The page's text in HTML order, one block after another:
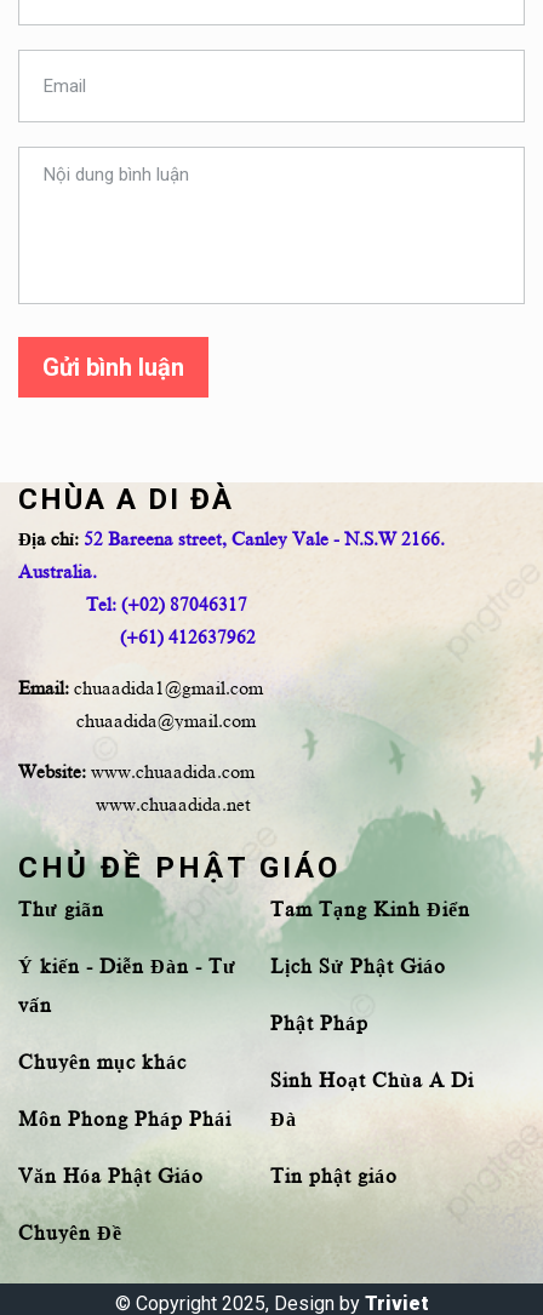
Gửi bình luận
CHÙA A DI ĐÀ
Địa chỉ: 52 Bareena street, Canley Vale - N.S.W 2166.
Australia.
Tel: (+02) 87046317
(+61) 412637962
Email: chuaadida1@gmail.com
chuaadida@ymail.com
Website: www.chuaadida.com
www.chuaadida.net
CHỦ ĐỀ PHẬT GIÁO
Thư giãn
Ý kiến - Diễn Đàn - Tư
vấn
Chuyên mục khác
Môn Phong Pháp Phái
Văn Hóa Phật Giáo
Chuyên Đề
Tam Tạng Kinh Điển
Lịch Sử Phật Giáo
Phật Pháp
Sinh Hoạt Chùa A Di
Đà
Tin phật giáo
© Copyright 2025, Design by Triviet